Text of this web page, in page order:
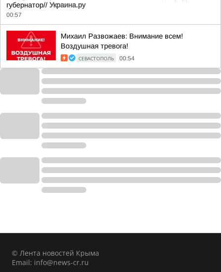
губернатор// Украина.ру
00:57
Михаил Развожаев: Внимание всем!
Воздушная тревога!
СЕВАСТОПОЛЬ 00:54
© Лента новостей Крыма
Email: info@news-cr.ru